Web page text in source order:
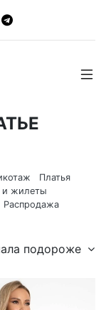
Платья
жилеты
Распродажа
подороже